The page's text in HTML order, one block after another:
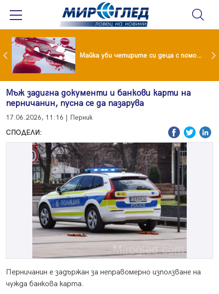
Проф.Кантарджиев: Пазете се от комарите и полово предаваните инфекции Майка уби четирите си деца с помощта на баба им, след което се самоуби
Мъж задигна документи и банкови карти на
перничанин, пусна се да пазарува
17.06.2026, 11:16 | Перник
СПОДЕЛИ:
Перничанин е задържан за неправомерно използване на
чужда банкова карта.